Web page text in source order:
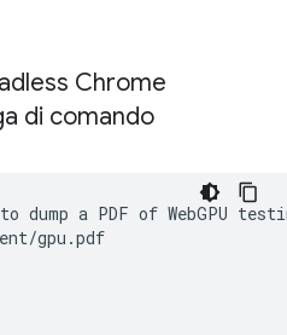
Chrome
di comando
to dump a PDF of WebGPU